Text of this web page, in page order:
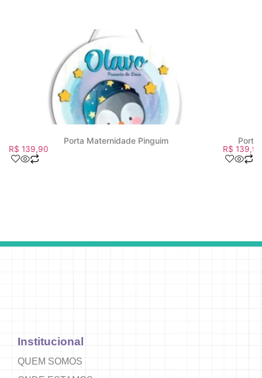
Porta Maternidade Pinguim
R$ 139,90
Porta
R$ 139,90
Institucional
QUEM SOMOS